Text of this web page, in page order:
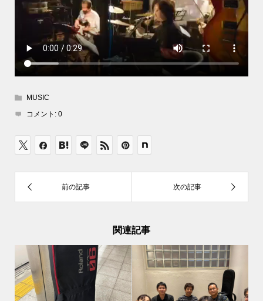
MUSIC
コメント: 0
関連記事